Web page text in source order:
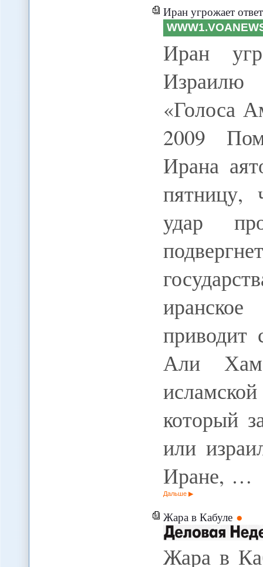
Иран угрожает
Иран
«Голоса
2009
Ирана
пятницу,
удар
приводит
Али
который
или
Иране, …
Дальше
Жара в Кабуле
Жара в